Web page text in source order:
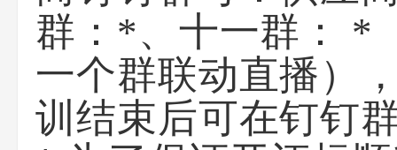
群：*、十一群： *
一个群联动直播）
训结束后可在钉钉